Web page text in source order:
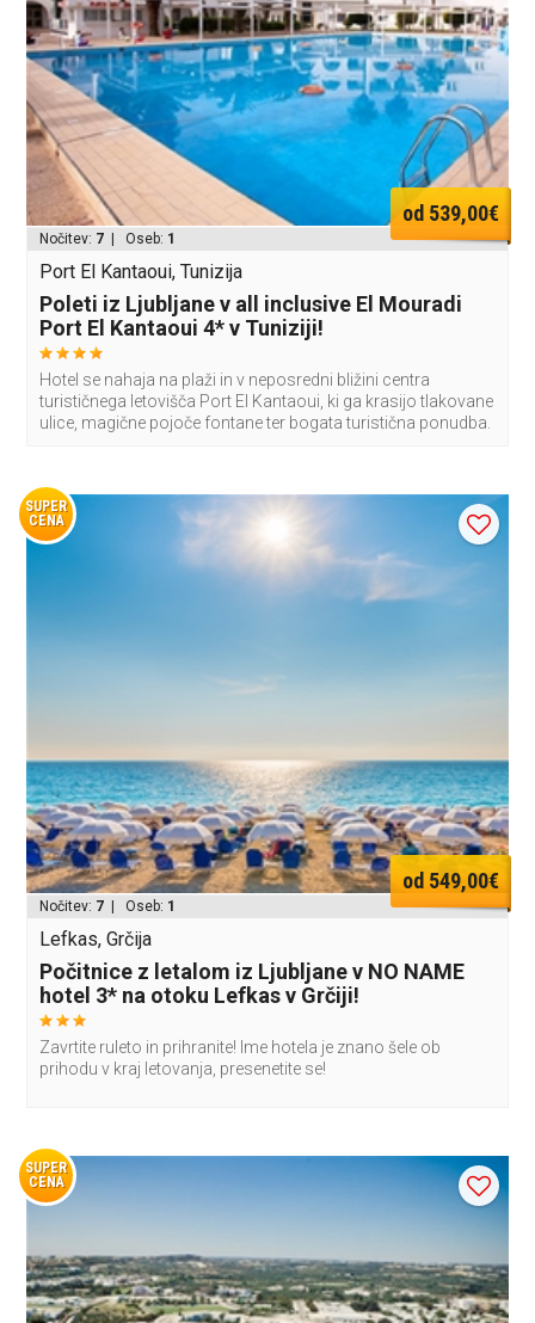
od 539,00€
Nočitev: 7 | Oseb: 1
Port El Kantaoui, Tunizija
Poleti iz Ljubljane v all inclusive El Mouradi
Port El Kantaoui 4* v Tuniziji!
Hotel se nahaja na plaži in v neposredni bližini centra
turističnega letovišča Port El Kantaoui, ki ga krasijo tlakovane
ulice, magične pojoče fontane ter bogata turistična ponudba.
SUPER
CENA
od 549,00€
Nočitev: 7 | Oseb: 1
Lefkas, Grčija
Počitnice z letalom iz Ljubljane v NO NAME
hotel 3* na otoku Lefkas v Grčiji!
Zavrtite ruleto in prihranite! Ime hotela je znano šele ob
prihodu v kraj letovanja, presenetite se!
SUPER
CENA